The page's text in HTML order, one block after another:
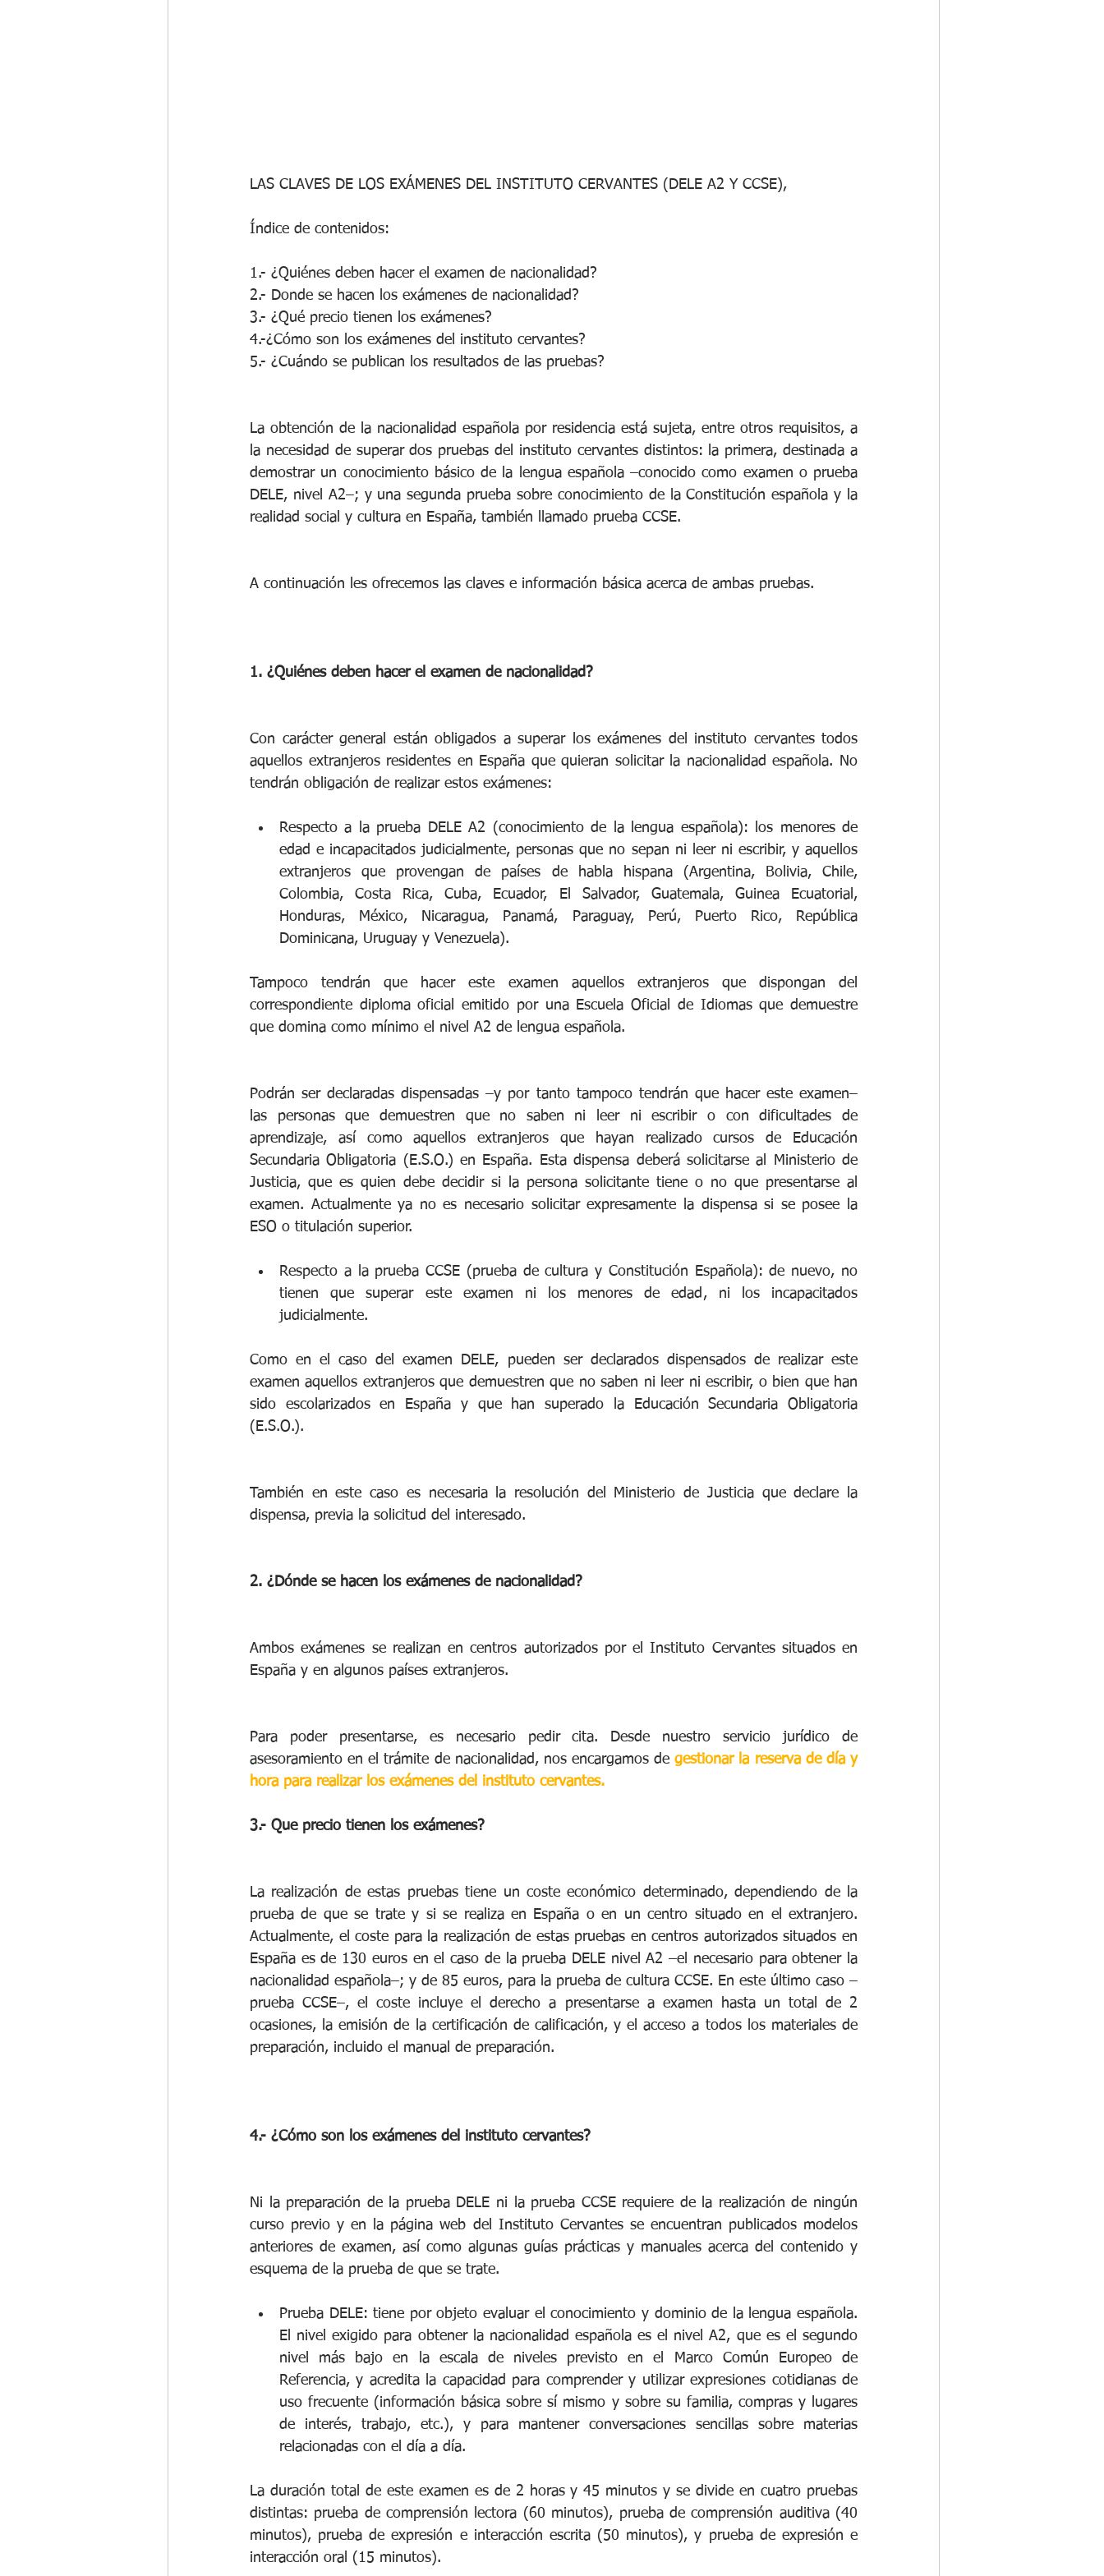
LAS CLAVES DE LOS EXÁMENES DEL INSTITUTO CERVANTES (DELE A2 Y CCSE),
Índice de contenidos:
1.- ¿Quiénes deben hacer el examen de nacionalidad?
2.- Donde se hacen los exámenes de nacionalidad?
3.- ¿Qué precio tienen los exámenes?
4.-¿Cómo son los exámenes del instituto cervantes?
5.- ¿Cuándo se publican los resultados de las pruebas?
La obtención de la nacionalidad española por residencia está sujeta, entre otros requisitos, a
la necesidad de superar dos pruebas del instituto cervantes distintos: la primera, destinada a
demostrar un conocimiento básico de la lengua española –conocido como examen o prueba
DELE, nivel A2–; y una segunda prueba sobre conocimiento de la Constitución española y la
realidad social y cultura en España, también llamado prueba CCSE.
A continuación les ofrecemos las claves e información básica acerca de ambas pruebas.
1. ¿Quiénes deben hacer el examen de nacionalidad?
Con carácter general están obligados a superar los exámenes del instituto cervantes todos
aquellos extranjeros residentes en España que quieran solicitar la nacionalidad española. No
tendrán obligación de realizar estos exámenes:
Respecto a la prueba DELE A2 (conocimiento de la lengua española): los menores de
edad e incapacitados judicialmente, personas que no sepan ni leer ni escribir, y aquellos
extranjeros que provengan de países de habla hispana (Argentina, Bolivia, Chile,
Colombia, Costa Rica, Cuba, Ecuador, El Salvador, Guatemala, Guinea Ecuatorial,
Honduras, México, Nicaragua, Panamá, Paraguay, Perú, Puerto Rico, República
Dominicana, Uruguay y Venezuela).
Tampoco tendrán que hacer este examen aquellos extranjeros que dispongan del
correspondiente diploma oficial emitido por una Escuela Oficial de Idiomas que demuestre
que domina como mínimo el nivel A2 de lengua española.
Podrán ser declaradas dispensadas –y por tanto tampoco tendrán que hacer este examen–
las personas que demuestren que no saben ni leer ni escribir o con dificultades de
aprendizaje, así como aquellos extranjeros que hayan realizado cursos de Educación
Secundaria Obligatoria (E.S.O.) en España. Esta dispensa deberá solicitarse al Ministerio de
Justicia, que es quien debe decidir si la persona solicitante tiene o no que presentarse al
examen. Actualmente ya no es necesario solicitar expresamente la dispensa si se posee la
ESO o titulación superior.
Respecto a la prueba CCSE (prueba de cultura y Constitución Española): de nuevo, no
tienen que superar este examen ni los menores de edad, ni los incapacitados
judicialmente.
Como en el caso del examen DELE, pueden ser declarados dispensados de realizar este
examen aquellos extranjeros que demuestren que no saben ni leer ni escribir, o bien que han
sido escolarizados en España y que han superado la Educación Secundaria Obligatoria
(E.S.O.).
También en este caso es necesaria la resolución del Ministerio de Justicia que declare la
dispensa, previa la solicitud del interesado.
2. ¿Dónde se hacen los exámenes de nacionalidad?
Ambos exámenes se realizan en centros autorizados por el Instituto Cervantes situados en
España y en algunos países extranjeros.
Para poder presentarse, es necesario pedir cita. Desde nuestro servicio jurídico de
asesoramiento en el trámite de nacionalidad, nos encargamos de gestionar la reserva de día y
hora para realizar los exámenes del instituto cervantes.
3.- Que precio tienen los exámenes?
La realización de estas pruebas tiene un coste económico determinado, dependiendo de la
prueba de que se trate y si se realiza en España o en un centro situado en el extranjero.
Actualmente, el coste para la realización de estas pruebas en centros autorizados situados en
España es de 130 euros en el caso de la prueba DELE nivel A2 –el necesario para obtener la
nacionalidad española–; y de 85 euros, para la prueba de cultura CCSE. En este último caso –
prueba CCSE–, el coste incluye el derecho a presentarse a examen hasta un total de 2
ocasiones, la emisión de la certificación de calificación, y el acceso a todos los materiales de
preparación, incluido el manual de preparación.
4.- ¿Cómo son los exámenes del instituto cervantes?
Ni la preparación de la prueba DELE ni la prueba CCSE requiere de la realización de ningún
curso previo y en la página web del Instituto Cervantes se encuentran publicados modelos
anteriores de examen, así como algunas guías prácticas y manuales acerca del contenido y
esquema de la prueba de que se trate.
Prueba DELE: tiene por objeto evaluar el conocimiento y dominio de la lengua española.
El nivel exigido para obtener la nacionalidad española es el nivel A2, que es el segundo
nivel más bajo en la escala de niveles previsto en el Marco Común Europeo de
Referencia, y acredita la capacidad para comprender y utilizar expresiones cotidianas de
uso frecuente (información básica sobre sí mismo y sobre su familia, compras y lugares
de interés, trabajo, etc.), y para mantener conversaciones sencillas sobre materias
relacionadas con el día a día.
La duración total de este examen es de 2 horas y 45 minutos y se divide en cuatro pruebas
distintas: prueba de comprensión lectora (60 minutos), prueba de comprensión auditiva (40
minutos), prueba de expresión e interacción escrita (50 minutos), y prueba de expresión e
interacción oral (15 minutos).